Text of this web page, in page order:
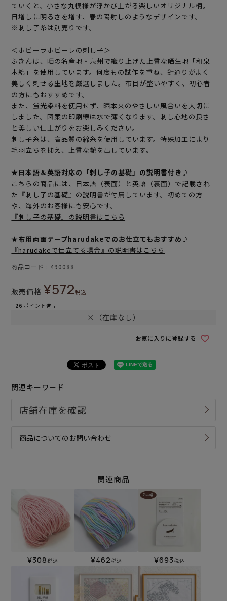
ていくと、小さな丸模様が浮かび上がる楽しいオリジナル柄。
日増しに明るさを増す、春の陽射しのようなデザインです。
※刺し子糸は別売りです。
＜ホビーラホビーレの刺し子＞
ふきんは、晒の名産地・泉州で織り上げた上質な晒生地「和泉
木綿」を使用しています。何度もの試作を重ね、針通りがよく
美しく刺せる生地を厳選しました。布目が整いやすく、初心者
の方にもおすすめです。
また、蛍光染料を使用せず、晒本来のやさしい風合いを大切に
しました。図案の印刷線は水で薄くなります。刺し心地の良さ
と美しい仕上がりをお楽しみください。
刺し子糸は、高品質の綿糸を使用しています。特殊加工により
毛羽立ちを抑え、上質な艶を出しています。
★日本語＆英語対応の「刺し子の基礎」の説明書付き♪
こちらの商品には、日本語（表面）と英語（裏面）で記載され
た『刺し子の基礎』の説明書が付属しています。初めての方
や、海外のお客様にも安心です。
『刺し子の基礎』の説明書はこちら
★布用両面テープharudakeでのお仕立てもおすすめ♪
『harudakeで仕立てる場合』の説明書はこちら
商品コード 490088
販売価格 ¥572税込
[ 26 ポイント進呈 ]
×（在庫なし）
お気に入りに登録する
関連キーワード
商品についてのお問い合わせ
関連商品
¥308税込 ¥462税込 ¥693税込